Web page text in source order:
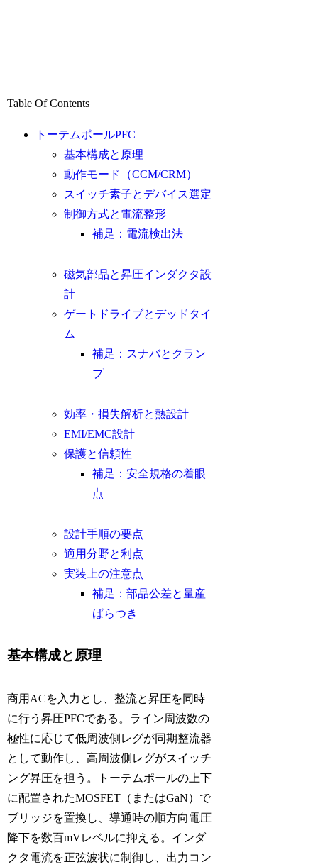
Table Of Contents
トーテムポールPFC
基本構成と原理
動作モード（CCM/CRM）
スイッチ素子とデバイス選定
制御方式と電流整形
補足：電流検出法
磁気部品と昇圧インダクタ設
計
ゲートドライブとデッドタイ
ム
補足：スナバとクラン
プ
効率・損失解析と熱設計
EMI/EMC設計
保護と信頼性
補足：安全規格の着眼
点
設計手順の要点
適用分野と利点
実装上の注意点
補足：部品公差と量産
ばらつき
基本構成と原理
商用ACを入力とし、整流と昇圧を同時
に行う昇圧PFCである。ライン周波数の
極性に応じて低周波側レグが同期整流器
として動作し、高周波側レグがスイッチ
ング昇圧を担う。トーテムポールの上下
に配置されたMOSFET（またはGaN）で
ブリッジを置換し、導通時の順方向電圧
降下を数百mVレベルに抑える。インダ
クタ電流を正弦波状に制御し、出力コン